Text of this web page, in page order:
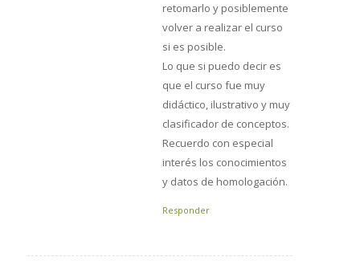
retomarlo y posiblemente
volver a realizar el curso
si es posible.
Lo que si puedo decir es
que el curso fue muy
didáctico, ilustrativo y muy
clasificador de conceptos.
Recuerdo con especial
interés los conocimientos
y datos de homologación.
Responder